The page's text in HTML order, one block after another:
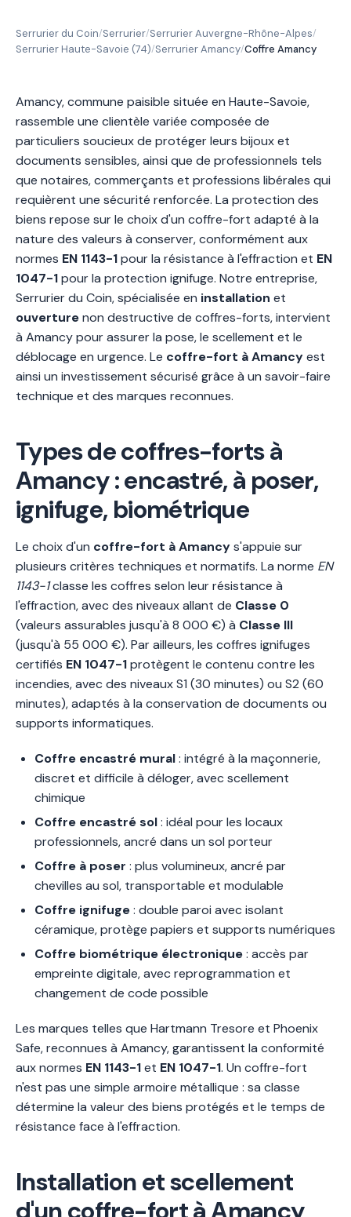
Serrurier du Coin/Serrurier/Serrurier Auvergne-Rhône-Alpes/
Serrurier Haute-Savoie (74)/Serrurier Amancy/Coffre Amancy
Amancy, commune paisible située en Haute-Savoie,
rassemble une clientèle variée composée de
particuliers soucieux de protéger leurs bijoux et
documents sensibles, ainsi que de professionnels tels
que notaires, commerçants et professions libérales qui
requièrent une sécurité renforcée. La protection des
biens repose sur le choix d'un coffre-fort adapté à la
nature des valeurs à conserver, conformément aux
normes EN 1143-1pour la résistance à l'effraction et EN
1047-1pour la protection ignifuge. Notre entreprise,
Serrurier du Coin, spécialisée en installation et
ouverturenon destructive de coffres-forts, intervient
à Amancy pour assurer la pose, le scellement et le
déblocage en urgence. Le coffre-fort à Amancyest
ainsi un investissement sécurisé grâce à un savoir-faire
technique et des marques reconnues.
Types de coffres-forts à
Amancy : encastré, à poser,
ignifuge, biométrique
Le choix d'un coffre-fort à Amancys'appuie sur
plusieurs critères techniques et normatifs. La norme EN
1143-1classe les coffres selon leur résistance à
l'effraction, avec des niveaux allant de Classe 0
(valeurs assurables jusqu'à 8 000 €) à Classe III
(jusqu'à 55 000 €). Par ailleurs, les coffres ignifuges
certifiés EN 1047-1protègent le contenu contre les
incendies, avec des niveaux S1 (30 minutes) ou S2 (60
minutes), adaptés à la conservation de documents ou
supports informatiques.
Coffre encastré mural: intégré à la maçonnerie,
discret et difficile à déloger, avec scellement
chimique
Coffre encastré sol: idéal pour les locaux
professionnels, ancré dans un sol porteur
Coffre à poser : plus volumineux, ancré par
chevilles au sol, transportable et modulable
Coffre ignifuge: double paroi avec isolant
céramique, protège papiers et supports numériques
Coffre biométrique électronique: accès par
empreinte digitale, avec reprogrammation et
changement de code possible
Les marques telles que Hartmann Tresore et Phoenix
Safe, reconnues à Amancy, garantissent la conformité
aux normes EN 1143-1et EN 1047-1. Un coffre-fort
n'est pas une simple armoire métallique : sa classe
détermine la valeur des biens protégés et le temps de
résistance face à l'effraction.
Installation et scellement